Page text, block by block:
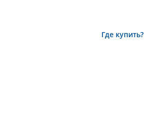
Где купить?